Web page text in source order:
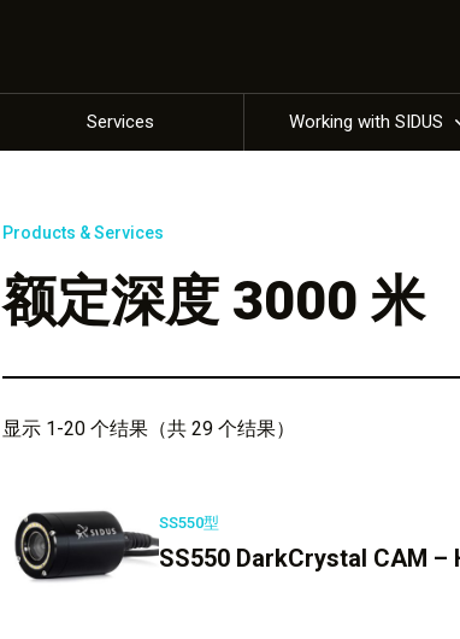
Services Working with SIDUS
Products & Services
额定深度 3000 米
显示 1-20 个结果（共 29 个结果）
SS550型
SS550 DarkCrystal CAM –